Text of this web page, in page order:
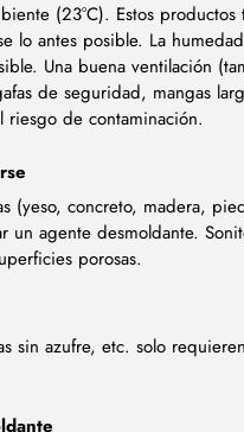
(23°C). Estos productos
lo antes posible. La humedad
Una buena ventilación
de seguridad, mangas
de contaminación.
(yeso, concreto, madera,
un agente desmoldante.
porosas.
sin azufre, etc. solo